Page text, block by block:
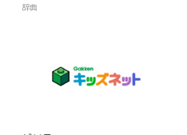
辞典